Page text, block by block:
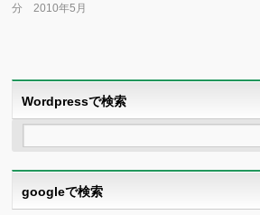
分 2010年5月
Wordpressで検索
googleで検索